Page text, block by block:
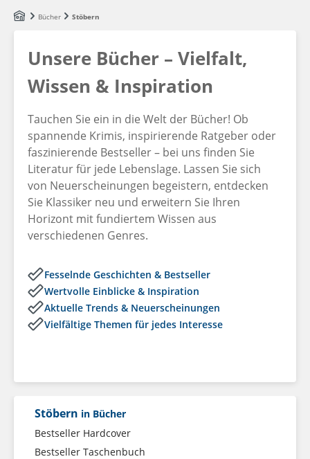
Zum Hauptinhalt springen
Bücher Stöbern
Unsere Bücher – Vielfalt,
Wissen & Inspiration
Tauchen Sie ein in die Welt der Bücher! Ob
spannende Krimis, inspirierende Ratgeber oder
faszinierende Bestseller – bei uns finden Sie
Literatur für jede Lebenslage. Lassen Sie sich
von Neuerscheinungen begeistern, entdecken
Sie Klassiker neu und erweitern Sie Ihren
Horizont mit fundiertem Wissen aus
verschiedenen Genres.
Fesselnde Geschichten & Bestseller
Wertvolle Einblicke & Inspiration
Aktuelle Trends & Neuerscheinungen
Vielfältige Themen für jedes Interesse
Stöbern in Bücher
Bestseller Hardcover
Bestseller Taschenbuch